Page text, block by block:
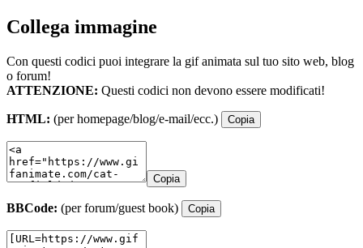
Collega immagine
Con questi codici puoi integrare la gif animata sul tuo sito web, blog
o forum!
ATTENZIONE: Questi codici non devono essere modificati!
HTML: (per homepage/blog/e-mail/ecc.) Copia
Copia
BBCode: (per forum/guest book) Copia